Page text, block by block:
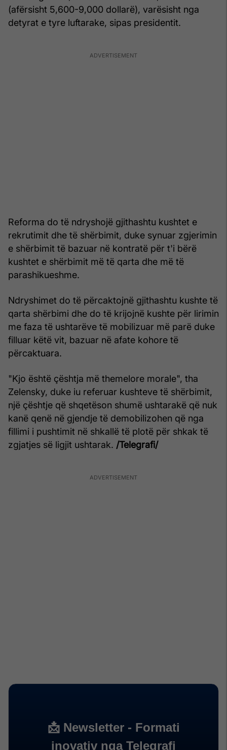
(afërsisht 5,600-9,000 dollarë), varësisht nga
detyrat e tyre luftarake, sipas presidentit.
Reforma do të ndryshojë gjithashtu kushtet e
rekrutimit dhe të shërbimit, duke synuar zgjerimin
e shërbimit të bazuar në kontratë për t'i bërë
kushtet e shërbimit më të qarta dhe më të
parashikueshme.
Ndryshimet do të përcaktojnë gjithashtu kushte të
qarta shërbimi dhe do të krijojnë kushte për lirimin
me faza të ushtarëve të mobilizuar më parë duke
filluar këtë vit, bazuar në afate kohore të
përcaktuara.
"Kjo është çështja më themelore morale", tha
Zelensky, duke iu referuar kushteve të shërbimit,
një çështje që shqetëson shumë ushtarakë që nuk
kanë qenë në gjendje të demobilizohen që nga
fillimi i pushtimit në shkallë të plotë për shkak të
zgjatjes së ligjit ushtarak. /Telegrafi/